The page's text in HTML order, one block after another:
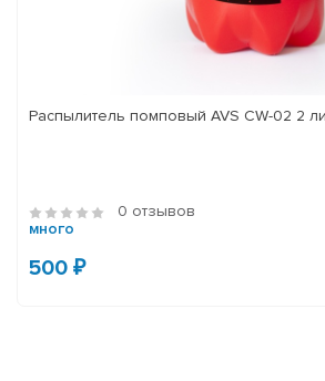
Распылитель помповый AVS CW-02 2
0 отзывов
много
500 ₽